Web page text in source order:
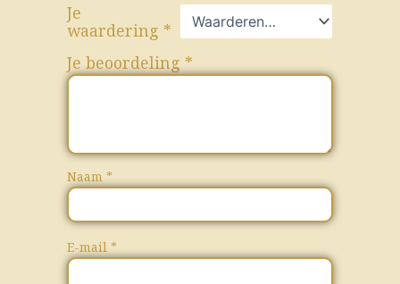
Je
waardering *
Je beoordeling *
Naam*
E-mail*